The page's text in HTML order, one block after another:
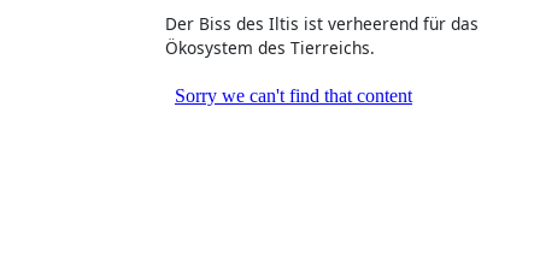
Der Biss des Iltis ist verheerend für das
Ökosystem des Tierreichs.